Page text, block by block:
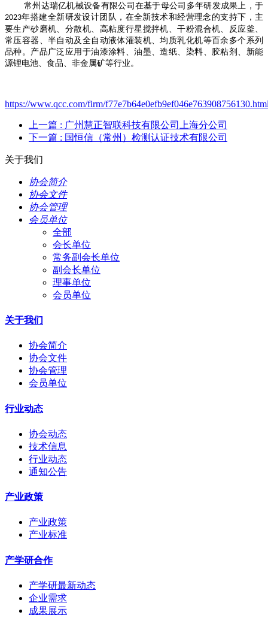
常州达瑞亿机械设备有限公司在基于母公司多年研发成果上，于
2023年搭建全新研发设计团队，在全新技术和经营理念的支持下，主
要生产砂磨机、分散机、高粘度行星搅拌机、干粉混合机、反应釜、
常压容器、半自动及全自动液体灌装机、均质乳化机等百余多个系列
品种。产品广泛应用于油漆涂料、油墨、造纸、染料、胶粘剂、新能
源锂电池、食品、非金属矿等行业。
https://www.qcc.com/firm/
上一篇 : 广州慧正智联科技有限公司上海分公司
下一篇 : 国恒信（常州）检测认证技术有限公司
关于我们
协会简介
协会文件
协会管理
会员单位
全部
会长单位
常务副会长单位
副会长单位
理事单位
会员单位
关于我们
协会简介
协会文件
协会管理
会员单位
行业动态
协会动态
技术信息
行业动态
通知公告
产业政策
产业政策
产业标准
产学研合作
产学研最新动态
企业需求
成果展示